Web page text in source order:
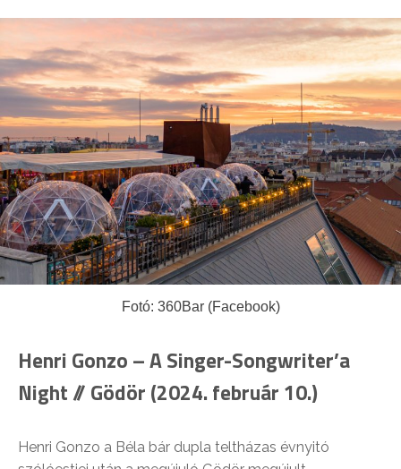
Fotó: 360Bar (Facebook)
Henri Gonzo – A Singer-Songwriter’a
Night // Gödör (2024. február 10.)
Henri Gonzo a Béla bár dupla teltházas évnyitó